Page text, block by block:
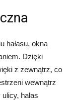
hałasu, okna
Dzięki
z zewnątrz, co
wewnątrz
hałas